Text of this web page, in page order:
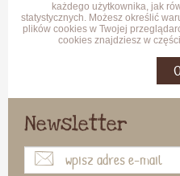
każdego użytkownika, jak
statystycznych. Możesz określić
plików cookies w Twojej
cookies znajdziesz w
Newsletter